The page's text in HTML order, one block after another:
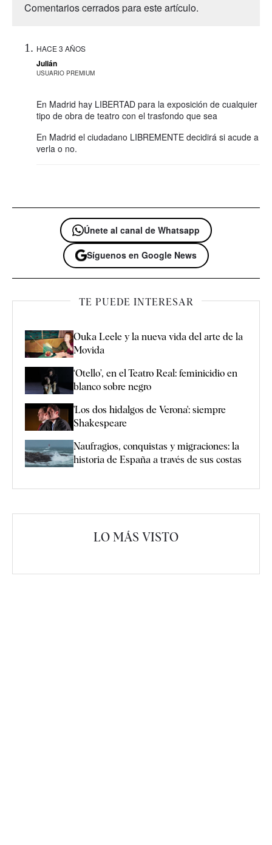
Comentarios cerrados para este artículo.
HACE 3 AÑOS
Julián
USUARIO PREMIUM
En Madrid hay LIBERTAD para la exposición de cualquier
tipo de obra de teatro con el trasfondo que sea
En Madrid el ciudadano LIBREMENTE decidirá si acude a
verla o no.
Únete al canal de Whatsapp
Síguenos en Google News
TE PUEDE INTERESAR
Ouka Leele y la nueva vida del arte de la
Movida
‘Otello’, en el Teatro Real: feminicidio en
blanco sobre negro
'Los dos hidalgos de Verona': siempre
Shakespeare
Naufragios, conquistas y migraciones: la
historia de España a través de sus costas
LO MÁS VISTO